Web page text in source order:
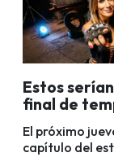
Estos
final de
El próximo
capítulo del